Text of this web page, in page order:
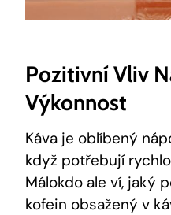
Pozitivní Vliv
Výkonnost
Káva‌ je oblíbený
⁢když ⁢potřebují
Málokdo ale ví, jaký
kofein obsažený v